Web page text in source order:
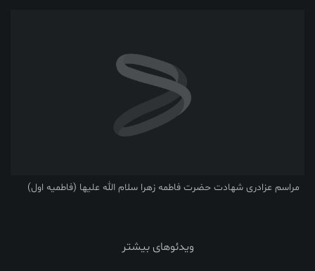
مراسم عزادری شهادت حضرت فاطمه زهرا سلام الله علیها (فاطمیه اول)
ویدئوهای بیشتر